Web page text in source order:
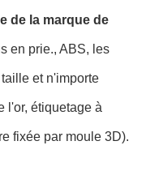
de la marque de
en prie., ABS, les
et n'importe
l'or, étiquetage à
fixée par moule 3D).